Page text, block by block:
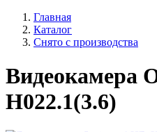
Главная
Каталог
Снято с производства
Видеокамера
H022.1(3.6)